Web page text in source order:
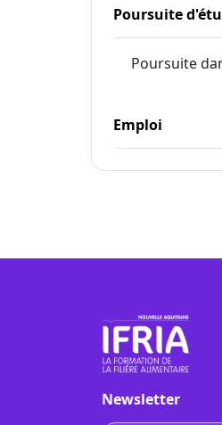
Poursuite
Poursuite
Emploi
Newsletter